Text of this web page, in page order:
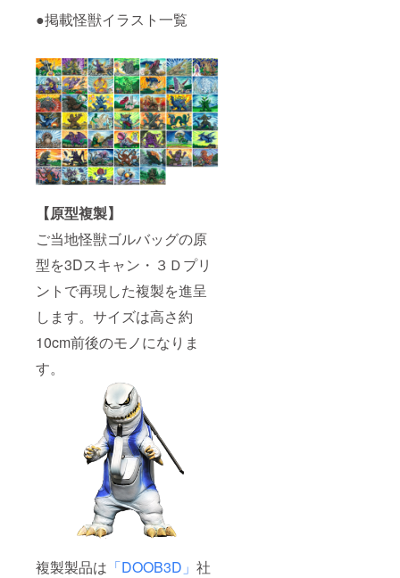
●掲載怪獣イラスト一覧
【原型複製】
ご当地怪獣ゴルバッグの原
型を3Dスキャン・３Ｄプリ
ントで再現した複製を進呈
します。サイズは高さ約
10cm前後のモノになりま
す。
複製製品は 「DOOB3D」 社